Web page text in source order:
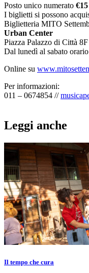
Posto unico numerato €15
I biglietti si possono
Biglietteria MITO
Urban Center
Piazza Palazzo di Città
Dal lunedì al sabato
Online su
Per informazioni:
011 – 0674854 //
Leggi anche
Il tempo che cura